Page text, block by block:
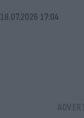
18.07.2026 17:04